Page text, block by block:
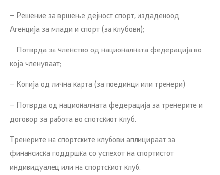
– Решение за вршење дејност спорт, издаденоод
Агенција за млади и спорт (за клубови);
– Потврда за членство од националната федерација во
која членуваат;
– Копија од лична карта (за поединци или тренери)
– Потврда од националната федерација за тренерите и
договор за работа во спотскиот клуб.
Тренерите на спортските клубови аплицираат за
финансиска поддршка со успехот на спортистот
индивидуалец или на спортскиот клуб.